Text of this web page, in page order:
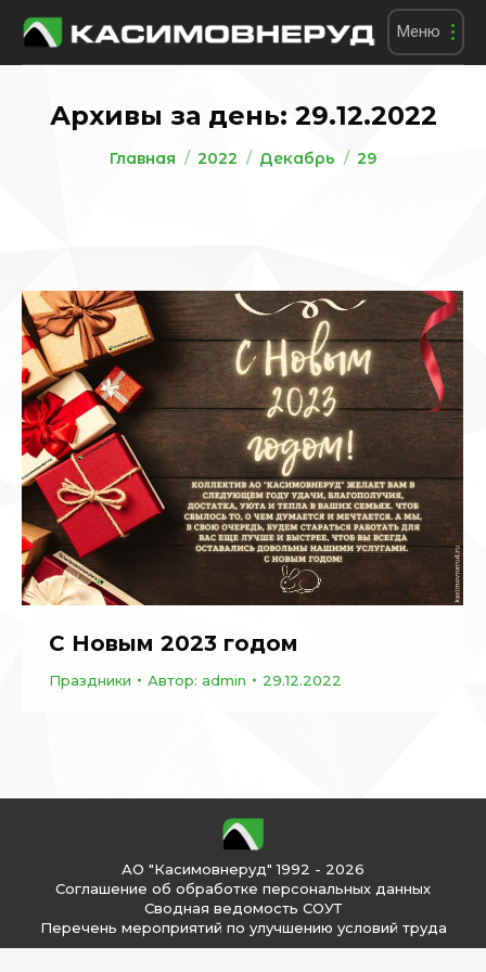
Меню
Архивы за день: 29.12.2022
Вы здесь:
Главная 2022 Декабрь 29
С Новым 2023 годом
Праздники Автор: admin 29.12.2022
АО "Касимовнеруд" 1992 - 2026
Соглашение об обработке персональных данных
Сводная ведомость СОУТ
Перечень мероприятий по улучшению условий труда